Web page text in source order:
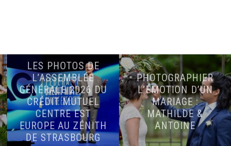
LES PHOTOS DE
L’ASSEMBLÉE
GÉNÉRALE 2026 DU
CRÉDIT MUTUEL
CENTRE EST
EUROPE AU ZÉNITH
DE STRASBOURG
PHOTOGRAPHIER
L’ÉMOTION D’UN
MARIAGE :
MATHILDE &
ANTOINE